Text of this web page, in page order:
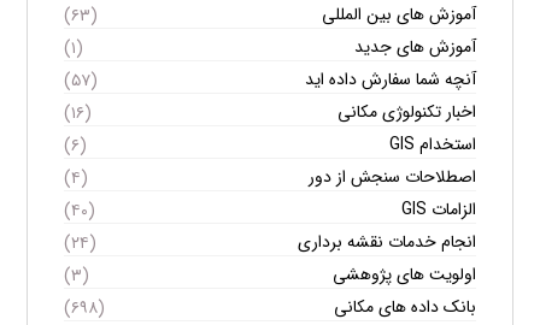
آموزش های بین المللی
(۶۳)
آموزش های جدید
(۱)
آنچه شما سفارش داده اید
(۵۷)
اخبار تکنولوژی مکانی
(۱۶)
استخدام GIS
(۶)
اصطلاحات سنجش از دور
(۴)
الزامات GIS
(۴۰)
انجام خدمات نقشه برداری
(۲۴)
اولویت های پژوهشی
(۳)
بانک داده های مکانی
(۶۹۸)